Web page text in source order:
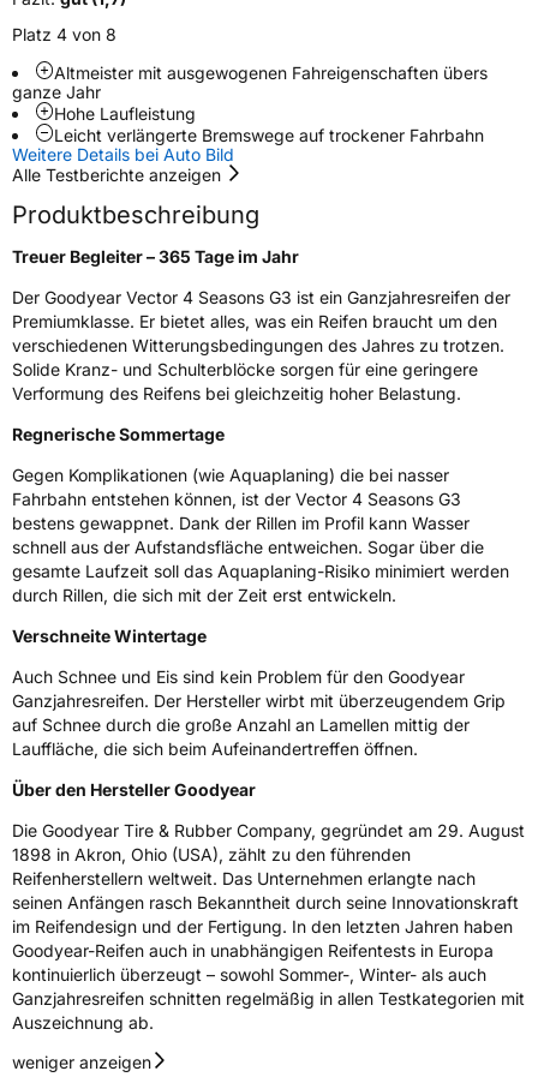
Rollgeräusch (Klasse)B
Rollgeräusch (dB)71
Fahrzeugklasse C1
3PMSF / Schneeflockensymbol / Alpine-Symbol
Eisgrip
Nein
EPREL ID610892
Allgemeine Produktsicherheit (GPSR)
Gordon Smith 7750 Colmar-Berg Luxemburg,
Platz 4 von 8
Altmeister mit ausgewogenen Fahreigenschaften übers
ganze Jahr
Hohe Laufleistung
Leicht verlängerte Bremswege auf trockener Fahrbahn
Weitere Details bei Auto Bild
Alle Testberichte anzeigen
Produktbeschreibung
Treuer Begleiter – 365 Tage im Jahr
Der Goodyear Vector 4 Seasons G3 ist ein Ganzjahresreifen der
Premiumklasse. Er bietet alles, was ein Reifen braucht um den
verschiedenen Witterungsbedingungen des Jahres zu trotzen.
Solide Kranz- und Schulterblöcke sorgen für eine geringere
Verformung des Reifens bei gleichzeitig hoher Belastung.
Regnerische Sommertage
Gegen Komplikationen (wie Aquaplaning) die bei nasser
Fahrbahn entstehen können, ist der Vector 4 Seasons G3
bestens gewappnet. Dank der Rillen im Profil kann Wasser
schnell aus der Aufstandsfläche entweichen. Sogar über die
gesamte Laufzeit soll das Aquaplaning-Risiko minimiert werden
durch Rillen, die sich mit der Zeit erst entwickeln.
Verschneite Wintertage
Auch Schnee und Eis sind kein Problem für den Goodyear
Ganzjahresreifen. Der Hersteller wirbt mit überzeugendem Grip
auf Schnee durch die große Anzahl an Lamellen mittig der
Lauffläche, die sich beim Aufeinandertreffen öffnen.
Über den Hersteller Goodyear
Die Goodyear Tire & Rubber Company, gegründet am 29. August
1898 in Akron, Ohio (USA), zählt zu den führenden
Reifenherstellern weltweit. Das Unternehmen erlangte nach
seinen Anfängen rasch Bekanntheit durch seine Innovationskraft
im Reifendesign und der Fertigung. In den letzten Jahren haben
Goodyear-Reifen auch in unabhängigen Reifentests in Europa
kontinuierlich überzeugt – sowohl Sommer-, Winter- als auch
Ganzjahresreifen schnitten regelmäßig in allen Testkategorien mit
Auszeichnung ab.
weniger anzeigen